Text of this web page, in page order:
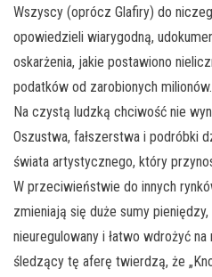
Wszyscy (oprócz Glafiry) do
opowiedzieli wiarygodną,
oskarżenia, jakie postawiono
podatków od zarobionych
Na czystą ludzką chciwość nie
Oszustwa, fałszerstwa i podróbki
świata artystycznego, który
W przeciwieństwie do innych
zmieniają się duże sumy
nieuregulowany i łatwo wdrożyć
śledzący tę aferę twierdzą, że